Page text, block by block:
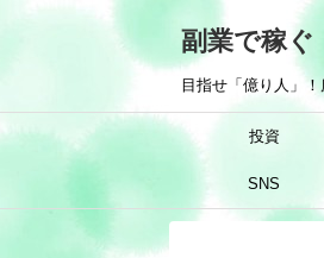
副業で稼ぐ
目指せ「億り人」
投資
SNS